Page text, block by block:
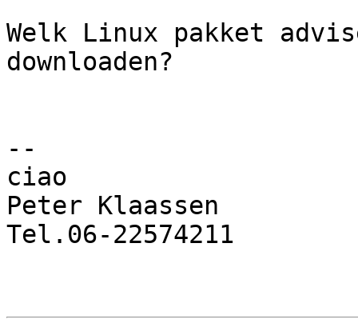
Welk Linux pakket
downloaden?
--
ciao
Peter Klaassen
Tel.06-22574211